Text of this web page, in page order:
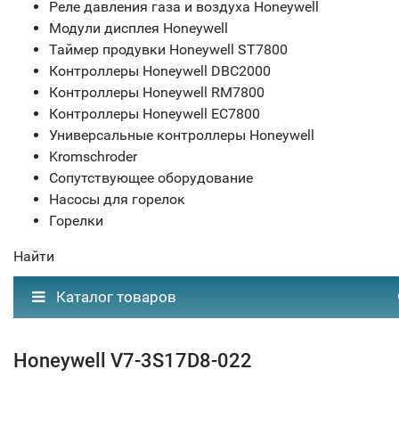
Реле давления газа и воздуха Honeywell
Модули дисплея Honeywell
Таймер продувки Honeywell ST7800
Контроллеры Honeywell DBC2000
Контроллеры Honeywell RM7800
Контроллеры Honeywell EC7800
Универсальные контроллеры Honeywell
Kromschroder
Сопутствующее оборудование
Насосы для горелок
Горелки
Найти
Каталог товаров
Honeywell V7-3S17D8-022